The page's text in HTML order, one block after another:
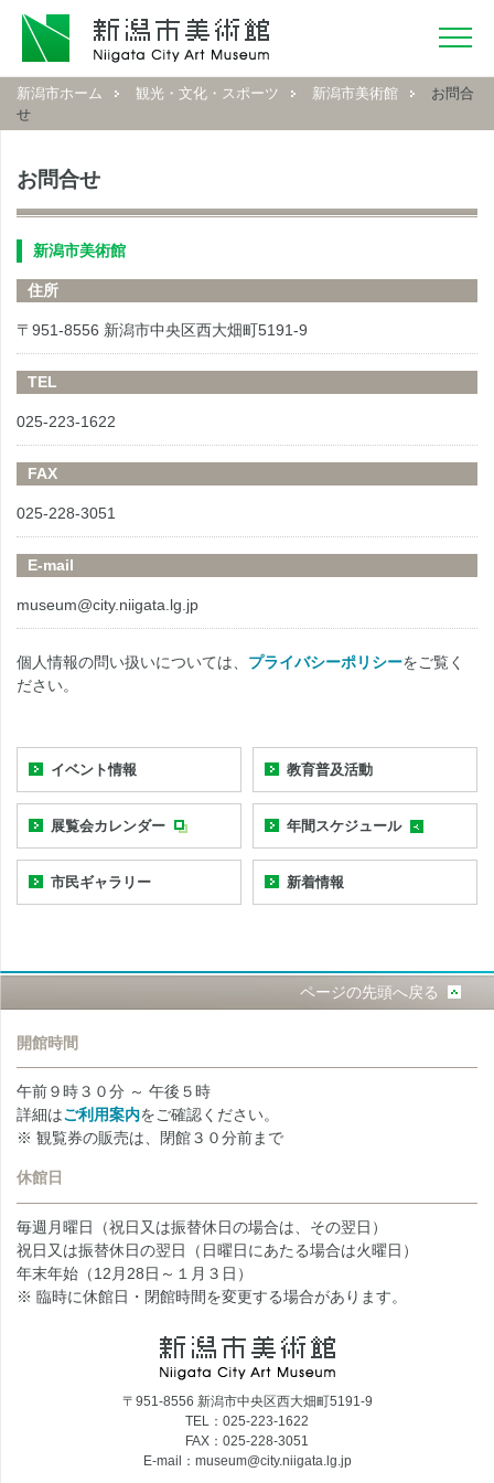
新潟市ホーム 観光・文化・スポーツ 新潟市美術館
お問合
せ
お問合せ
新潟市美術館
住所
〒951-8556 新潟市中央区西大畑町5191-9
TEL
025-223-1622
FAX
025-228-3051
E-mail
museum@city.niigata.lg.jp
個人情報の問い扱いについては、 プライバシーポリシーをご覧く
ださい。
イベント情報 教育普及活動
展覧会カレンダー 年間スケジュール
市民ギャラリー 新着情報
ページの先頭へ戻る
開館時間
午前９時３０分 ～ 午後５時
詳細はご利用案内をご確認ください。
※ 観覧券の販売は、閉館３０分前まで
休館日
毎週月曜日（祝日又は振替休日の場合は、その翌日）
祝日又は振替休日の翌日（日曜日にあたる場合は火曜日）
年末年始（12月28日～１月３日）
※ 臨時に休館日・閉館時間を変更する場合があります。
〒951-8556 新潟市中央区西大畑町5191-9
TEL：025-223-1622
FAX：025-228-3051
E-mail：museum@city.niigata.lg.jp